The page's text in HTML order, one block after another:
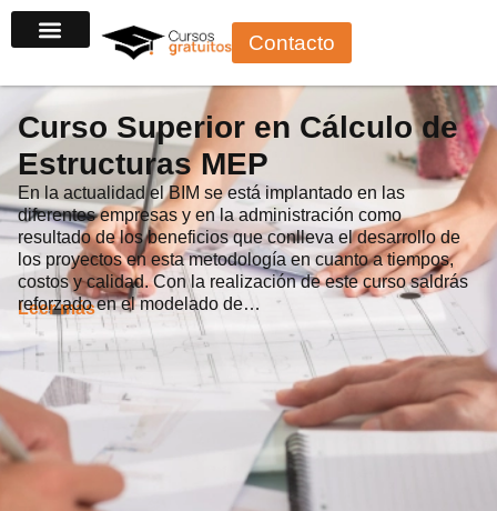
al
Contacto
Curso Superior en Cálculo de
Estructuras MEP
En la actualidad el BIM se está implantado en las
diferentes empresas y en la administración como
resultado de los beneficios que conlleva el desarrollo de
los proyectos en esta metodología en cuanto a tiempos,
costos y calidad. Con la realización de este curso saldrás
reforzado en el modelado de…
Leer más